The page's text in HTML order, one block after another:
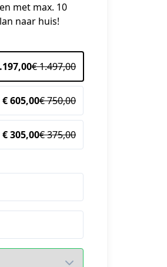
met max. 10
naar huis!
€ 1.497,00
€ 605,00€ 750,00
€ 305,00€ 375,00